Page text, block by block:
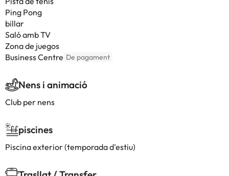
Ping Pong
billar
Saló amb TV
Zona de juegos
Business Centre De pagament
Nens i animació
Club per nens
piscines
Piscina exterior (temporada d'estiu)